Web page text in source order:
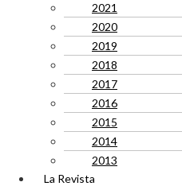
2021
2020
2019
2018
2017
2016
2015
2014
2013
La Revista